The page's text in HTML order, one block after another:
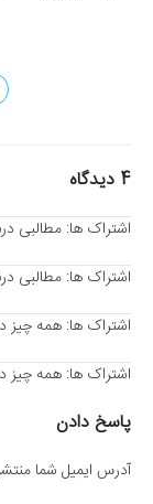
4 دیدگاه
اشتراک ها: مطالبی
اشتراک ها: مطالبی
اشتراک ها: همه چیز
اشتراک ها: همه چیز
پاسخ دادن
آدرس ایمیل شما